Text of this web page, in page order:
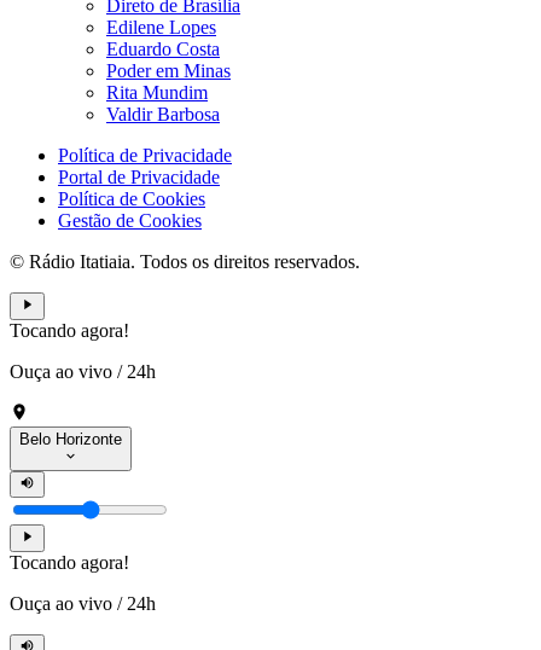
Direto de Brasília
Edilene Lopes
Eduardo Costa
Poder em Minas
Rita Mundim
Valdir Barbosa
Política de Privacidade
Portal de Privacidade
Política de Cookies
Gestão de Cookies
© Rádio Itatiaia. Todos os direitos reservados.
Tocando agora!
Ouça ao vivo / 24h
Belo Horizonte
Tocando agora!
Ouça ao vivo / 24h